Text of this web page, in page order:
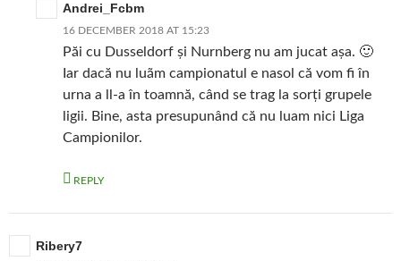
Andrei_Fcbm
16 DECEMBER 2018 AT 15:23
Păi cu Dusseldorf și Nurnberg nu am jucat așa. 🙂
Iar dacă nu luãm campionatul e nasol că vom fi în
urna a ll-a în toamnă, când se trag la sorți grupele
ligii. Bine, asta presupunând că nu luam nici Liga
Campionilor.
REPLY
Ribery7